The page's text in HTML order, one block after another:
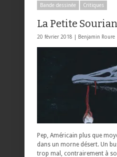
Bande dessinée Critiques
La Petite
20 février 2018 | Benjamin Roure
Pep, Américain plus que
dans un morne désert. Un
trop mal, contrairement à